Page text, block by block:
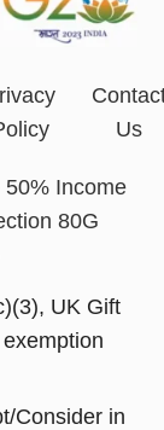
Us
Income
80G
UK Gift
Consider in